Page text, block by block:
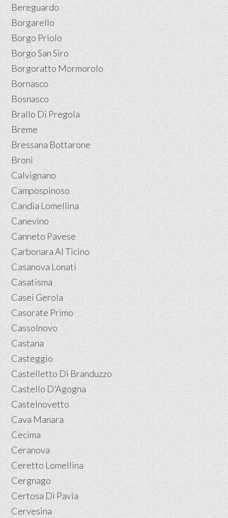
Bereguardo
Borgarello
Borgo Priolo
Borgo San Siro
Borgoratto Mormorolo
Bornasco
Bosnasco
Brallo Di Pregola
Breme
Bressana Bottarone
Broni
Calvignano
Campospinoso
Candia Lomellina
Canevino
Canneto Pavese
Carbonara Al Ticino
Casanova Lonati
Casatisma
Casei Gerola
Casorate Primo
Cassolnovo
Castana
Casteggio
Castelletto Di Branduzzo
Castello D'Agogna
Castelnovetto
Cava Manara
Cecima
Ceranova
Ceretto Lomellina
Cergnago
Certosa Di Pavia
Cervesina